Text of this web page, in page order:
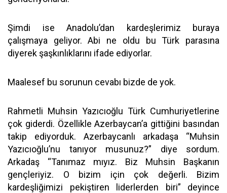
Şimdi ise Anadolu’dan kardeşlerimiz buraya
çalışmaya geliyor. Abi ne oldu bu Türk parasına
diyerek şaşkınlıklarını ifade ediyorlar.
Maalesef bu sorunun cevabı bizde de yok.
Rahmetli Muhsin Yazıcıoğlu Türk Cumhuriyetlerine
çok giderdi. Özellikle Azerbaycan’a gittiğini basından
takip ediyorduk. Azerbaycanlı arkadaşa “Muhsin
Yazıcıoğlu’nu tanıyor musunuz?” diye sordum.
Arkadaş “Tanımaz mıyız. Biz Muhsin Başkanın
gençleriyiz. O bizim için çok değerli. Bizim
kardeşliğimizi pekiştiren liderlerden biri” deyince